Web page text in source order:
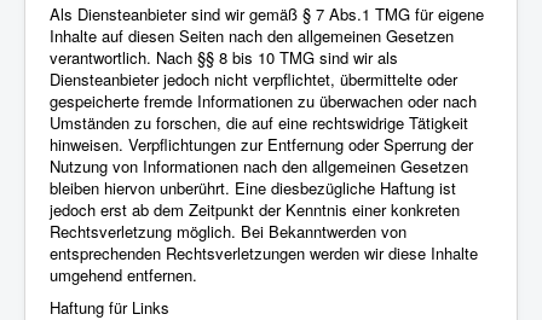
Als Diensteanbieter sind wir gemäß § 7 Abs.1 TMG für eigene
Inhalte auf diesen Seiten nach den allgemeinen Gesetzen
verantwortlich. Nach §§ 8 bis 10 TMG sind wir als
Diensteanbieter jedoch nicht verpflichtet, übermittelte oder
gespeicherte fremde Informationen zu überwachen oder nach
Umständen zu forschen, die auf eine rechtswidrige Tätigkeit
hinweisen. Verpflichtungen zur Entfernung oder Sperrung der
Nutzung von Informationen nach den allgemeinen Gesetzen
bleiben hiervon unberührt. Eine diesbezügliche Haftung ist
jedoch erst ab dem Zeitpunkt der Kenntnis einer konkreten
Rechtsverletzung möglich. Bei Bekanntwerden von
entsprechenden Rechtsverletzungen werden wir diese Inhalte
umgehend entfernen.
Haftung für Links